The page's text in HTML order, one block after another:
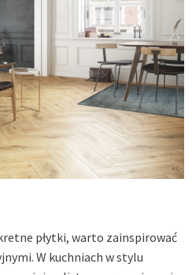
płytki, warto zainspirować
W kuchniach w stylu